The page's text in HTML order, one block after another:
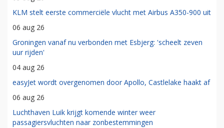
KLM stelt eerste commerciële vlucht met Airbus A350-900 uit
06 aug 26
Groningen vanaf nu verbonden met Esbjerg: 'scheelt zeven
uur rijden'
04 aug 26
easyJet wordt overgenomen door Apollo, Castlelake haakt af
06 aug 26
Luchthaven Luik krijgt komende winter weer
passagiersvluchten naar zonbestemmingen